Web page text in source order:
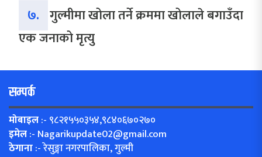
७. गुल्मीमा खोला तर्ने क्रममा खोलाले बगाउँदा
एक जनाको मृत्यु
सम्पर्क
मोबाइल:- ९८२१५५०३५४,९८४०६७०२७०
इमेल:- Nagarikupdate02@gmail.com
ठेगाना:- रेसुङ्गा नगरपालिका, गुल्मी